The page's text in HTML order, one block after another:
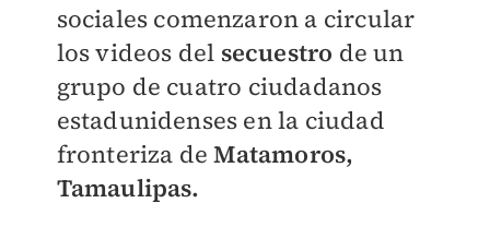
sociales comenzaron a circular
los videos del secuestro de un
grupo de cuatro ciudadanos
estadunidenses en la ciudad
fronteriza deMatamoros,
Tamaulipas.